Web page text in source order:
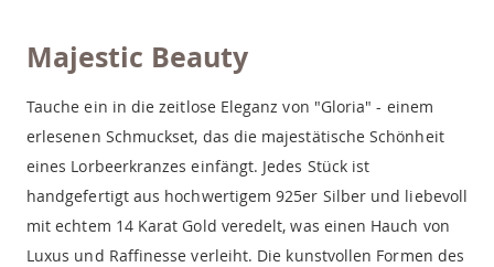
Majestic Beauty
Tauche ein in die zeitlose Eleganz von "Gloria" - einem
erlesenen Schmuckset, das die majestätische Schönheit
eines Lorbeerkranzes einfängt. Jedes Stück ist
handgefertigt aus hochwertigem 925er Silber und liebevoll
mit echtem 14 Karat Gold veredelt, was einen Hauch von
Luxus und Raffinesse verleiht. Die kunstvollen Formen des